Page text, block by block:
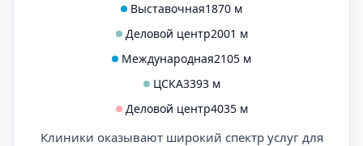
Выставочная1870 м
Деловой центр2001 м
Международная2105 м
ЦСКА3393 м
Деловой центр4035 м
Клиники оказывают широкий спектр услуг для